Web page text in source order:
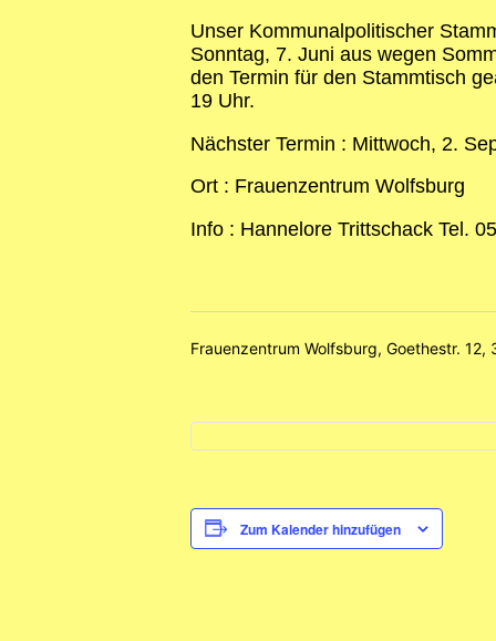
Unser Kommunalpolitischer
Sonntag, 7. Juni aus wegen
den Termin für den Stammtisch
19 Uhr.
Nächster Termin : Mittwoch, 2.
Ort : Frauenzentrum Wolfsburg
Info : Hannelore Trittschack Tel.
Frauenzentrum Wolfsburg, Goethestr.
Zum Kalender hinzufügen